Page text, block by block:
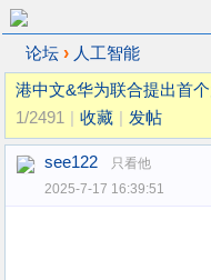
论坛 › 人工智能
港中文&华为联合提出首
1/2491
收藏 发帖
see122
只看他
2025-7-17 16:39:51